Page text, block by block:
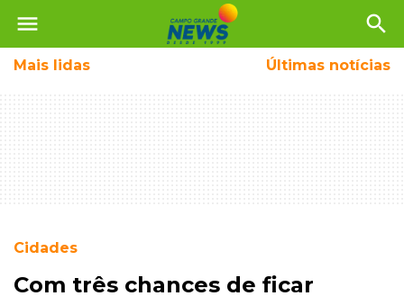
menu search
Mais lidas Últimas notícias
Cidades
Com três chances de ficar